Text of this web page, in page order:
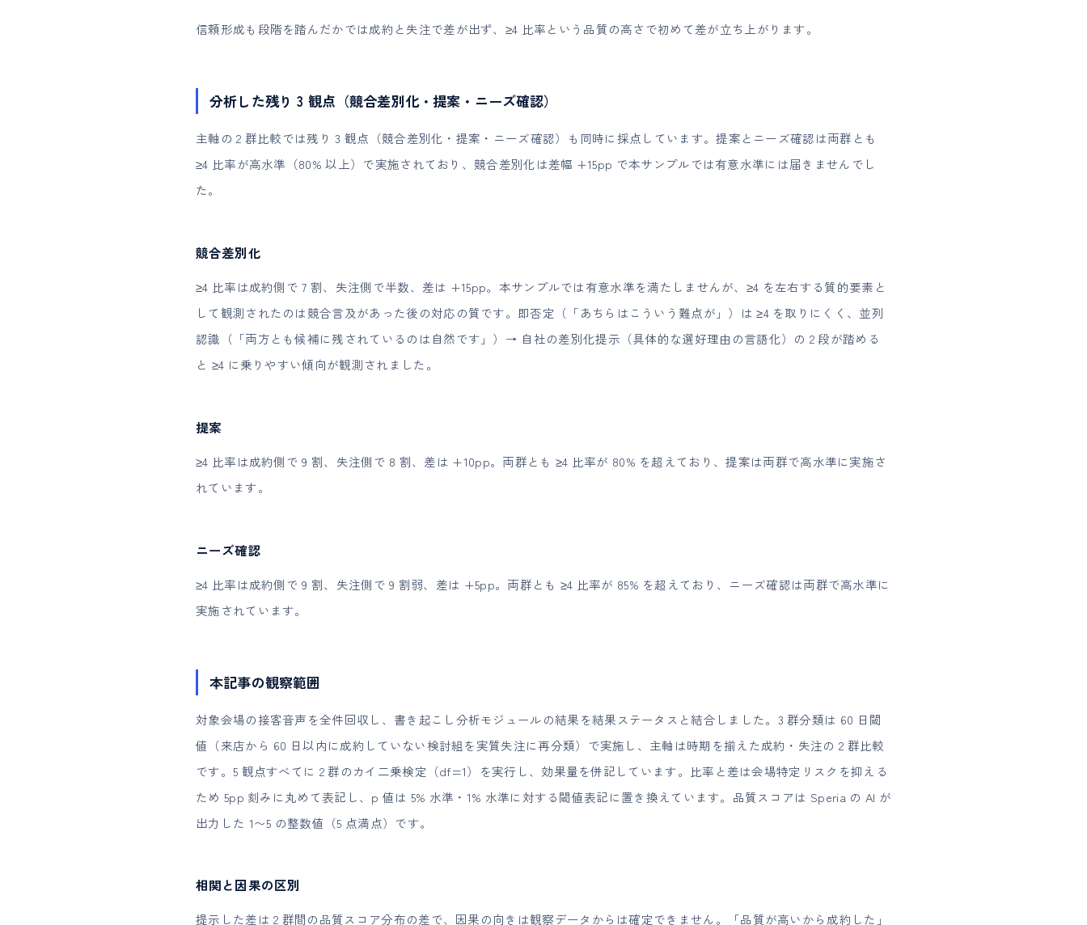
信頼形成も段階を踏んだかでは成約と失注で差が出ず、≥4 比率という品質の高さで初めて差が立ち上がります。
分析した残り 3 観点（競合差別化・提案・ニーズ確認）
主軸の 2 群比較では残り 3 観点（競合差別化・提案・ニーズ確認）も同時に採点しています。提案とニーズ確認は両群とも
≥4 比率が高水準（80% 以上）で実施されており、競合差別化は差幅 +15pp で本サンプルでは有意水準には届きませんでし
た。
競合差別化
≥4 比率は成約側で 7 割、失注側で半数、差は +15pp。本サンプルでは有意水準を満たしませんが、≥4 を左右する質的要素と
して観測されたのは競合言及があった後の対応の質です。即否定（「あちらはこういう難点が」）は ≥4 を取りにくく、並列
認識（「両方とも候補に残されているのは自然です」）→ 自社の差別化提示（具体的な選好理由の言語化）の 2 段が踏める
と ≥4 に乗りやすい傾向が観測されました。
提案
≥4 比率は成約側で 9 割、失注側で 8 割、差は +10pp。両群とも ≥4 比率が 80% を超えており、提案は両群で高水準に実施さ
れています。
ニーズ確認
≥4 比率は成約側で 9 割、失注側で 9 割弱、差は +5pp。両群とも ≥4 比率が 85% を超えており、ニーズ確認は両群で高水準に
実施されています。
本記事の観察範囲
対象会場の接客音声を全件回収し、書き起こし分析モジュールの結果を結果ステータスと結合しました。3 群分類は 60 日閾
値（来店から 60 日以内に成約していない検討組を実質失注に再分類）で実施し、主軸は時期を揃えた成約・失注の 2 群比較
です。5 観点すべてに 2 群のカイ二乗検定（df=1）を実行し、効果量を併記しています。比率と差は会場特定リスクを抑える
ため 5pp 刻みに丸めて表記し、p 値は 5% 水準・1% 水準に対する閾値表記に置き換えています。品質スコアは Speria の AI が
出力した 1〜5 の整数値（5 点満点）です。
相関と因果の区別
提示した差は 2 群間の品質スコア分布の差で、因果の向きは観察データからは確定できません。「品質が高いから成約した」